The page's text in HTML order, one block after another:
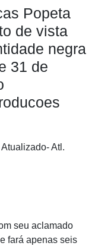
Popeta
de vista
negra
31 de
Atualizado- Atl.
seu aclamado
fará apenas seis